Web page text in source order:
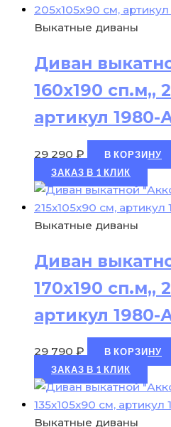
Выкатные диваны
Диван
160х190 сп.м,,
артикул
29 290 ₽
В КОРЗИНУ
ЗАКАЗ В 1 КЛИК
Выкатные диваны
Диван
170х190 сп.м,,
артикул
29 790 ₽
В КОРЗИНУ
ЗАКАЗ В 1 КЛИК
Выкатные диваны